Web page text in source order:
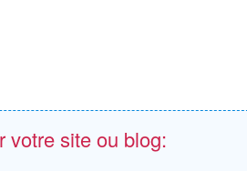
votre site ou blog: